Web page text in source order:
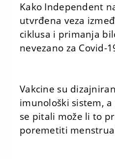
Kako Independent
utvrđena veza
ciklusa i primanja
nevezano za Covid-
Vakcine su
imunološki sistem,
se pitali može li to
poremetiti